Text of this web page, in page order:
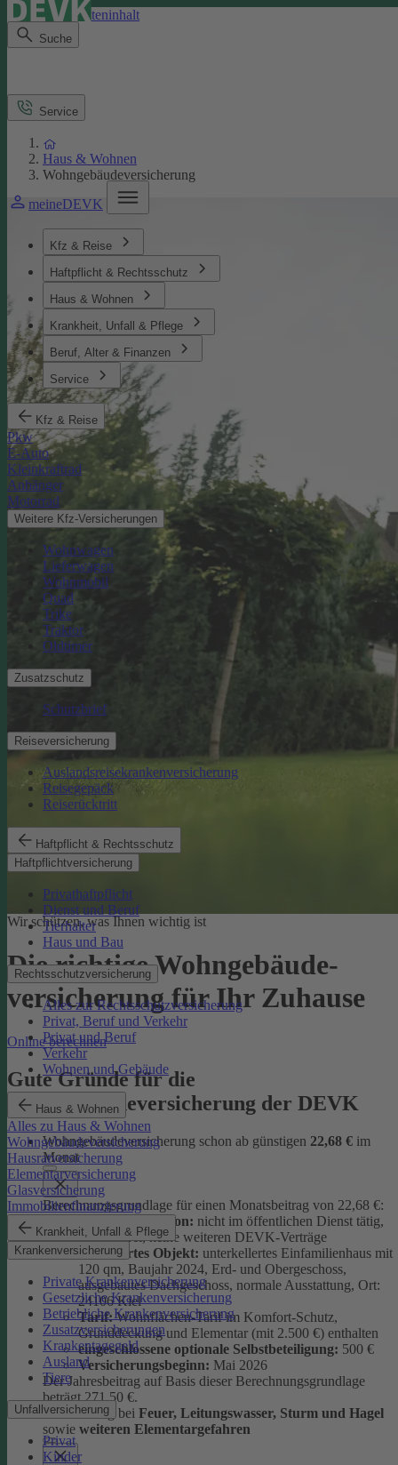
Direkt zum Seiteninhalt
Suche
meineDEVK
Kfz & Reise
Haftpflicht & Rechtsschutz
Haus & Wohnen
Krankheit, Unfall & Pflege
Beruf, Alter & Finanzen
Service
Kfz & Reise
Pkw
E-Auto
Kleinkraftrad
Anhänger
Motorrad
Weitere Kfz-Versicherungen
Wohnwagen
Lieferwagen
Wohnmobil
Quad
Trike
Traktor
Oldtimer
Zusatzschutz
Schutzbrief
Reiseversicherung
Auslandsreisekrankenversicherung
Reisegepäck
Reiserücktritt
Haftpflicht & Rechtsschutz
Haftpflichtversicherung
Privathaftpflicht
Dienst und Beruf
Tierhalter
Haus und Bau
Rechtsschutzversicherung
Alles zur Rechtsschutzversicherung
Privat, Beruf und Verkehr
Privat und Beruf
Verkehr
Wohnen und Gebäude
Haus & Wohnen
Alles zu Haus & Wohnen
Wohngebäudeversicherung
Hausratversicherung
Elementarversicherung
Glasversicherung
Immobilienfinanzierung
Krankheit, Unfall & Pflege
Krankenversicherung
Private Krankenversicherung
Gesetzliche Krankenversicherung
Betriebliche Krankenversicherung
Zusatzversicherungen
Krankentagegeld
Ausland
Tiere
Unfallversicherung
Privat
Kinder
Service
Haus & Wohnen
Wohngebäudeversicherung
Wir schützen, was Ihnen wichtig ist
Die richtige Wohngebäude­
versicherung für Ihr Zuhause
Online berechnen
Gute Gründe für die
Wohngebäudeversicherung der DEVK
Wohngebäudeversicherung schon ab günstigen 22,68 € im
Monat
Berechnungsgrundlage für einen Monatsbeitrag von 22,68 €:
versicherte Person: nicht im öffentlichen Dienst tätig,
schadenfrei, keine weiteren DEVK-Verträge
versichertes Objekt: unterkellertes Einfamilienhaus mit
120 qm, Baujahr 2024, Erd- und Obergeschoss,
ausgebautes Dachgeschoss, normale Ausstattung, Ort:
24106 Kiel
Tarif:Wohnflächen-Tarif im Komfort-Schutz,
Grunddeckung und Elementar (mit 2.500 €) enthalten
eingeschlossene optionale Selbstbeteiligung: 500 €
Versicherungsbeginn: Mai 2026
Der Jahresbeitrag auf Basis dieser Berechnungsgrundlage
beträgt 271,50 €.
Absicherung bei Feuer, Leitungswasser, Sturm und Hagel
sowie weiteren Elementargefahren